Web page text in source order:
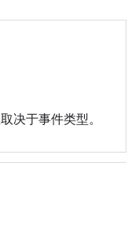
决于事件类型。